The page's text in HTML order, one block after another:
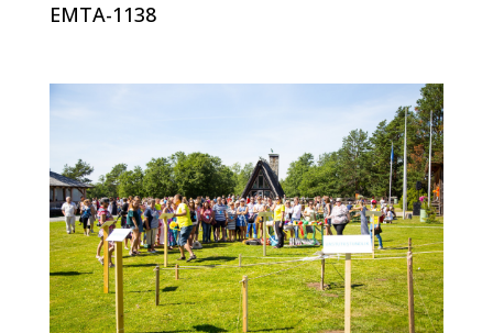
EMTA-1138